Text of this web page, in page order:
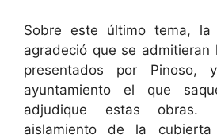
Sobre este último tema, la
agradeció que se admitieran
presentados por Pinoso,
ayuntamiento el que
adjudique estas
aislamiento de la